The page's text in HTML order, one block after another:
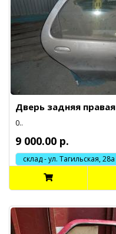
Дверь задняя правая
0..
9 000.00 р.
склад - ул. Тагильская, 28а